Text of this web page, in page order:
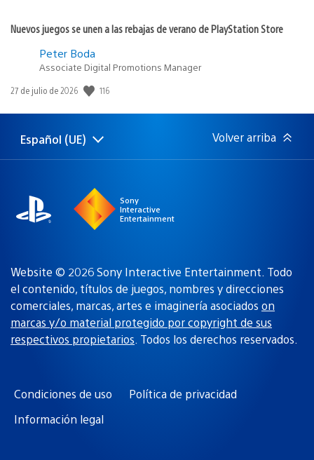
Nuevos juegos se unen a las rebajas de verano de PlayStation Store
Peter Boda
Associate Digital Promotions Manager
Fecha
publicación:
27 de julio de 2026 116
Selecciona
una
Región
actual:
Español (UE) Volver arriba
Sony
Interactive
Entertainment
Website © 2026 Sony Interactive Entertainment. Todo
el contenido, títulos de juegos, nombres y direcciones
comerciales, marcas, artes e imaginería asociados on
marcas y/o material protegido por copyright de sus
respectivos propietarios. Todos los derechos reservados.
Condiciones de uso
Política de privacidad
Información legal